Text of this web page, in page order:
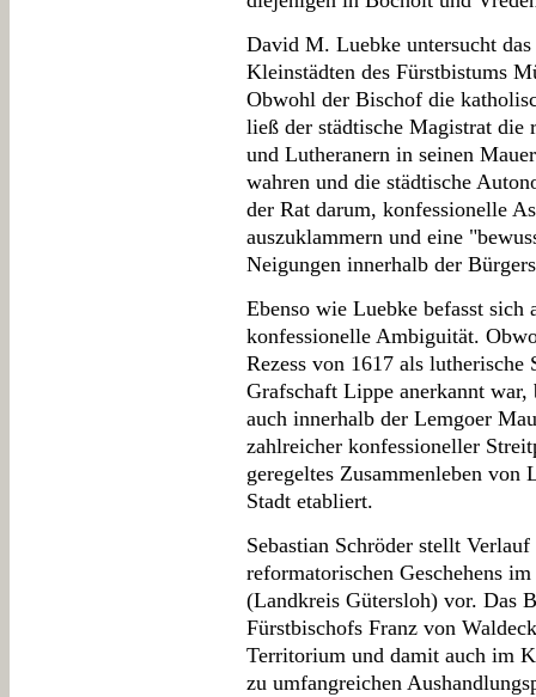
David M. Luebke untersucht
Kleinstädten des Fürstbistums
Obwohl der Bischof die
ließ der städtische Magistrat
und Lutheranern in seinen
wahren und die städtische
der Rat darum, konfessionelle
auszuklammern und eine
Neigungen innerhalb der
Ebenso wie Luebke befasst
konfessionelle Ambiguität.
Rezess von 1617 als
Grafschaft Lippe anerkannt war,
auch innerhalb der Lemgoer
zahlreicher konfessioneller
geregeltes Zusammenleben
Stadt etabliert.
Sebastian Schröder stellt
reformatorischen Geschehens
(Landkreis Gütersloh) vor. Das
Fürstbischofs Franz von
Territorium und damit auch im
zu umfangreichen